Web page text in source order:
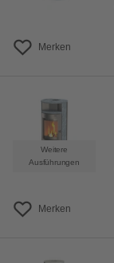
Merken
Weitere
Ausführungen
Merken